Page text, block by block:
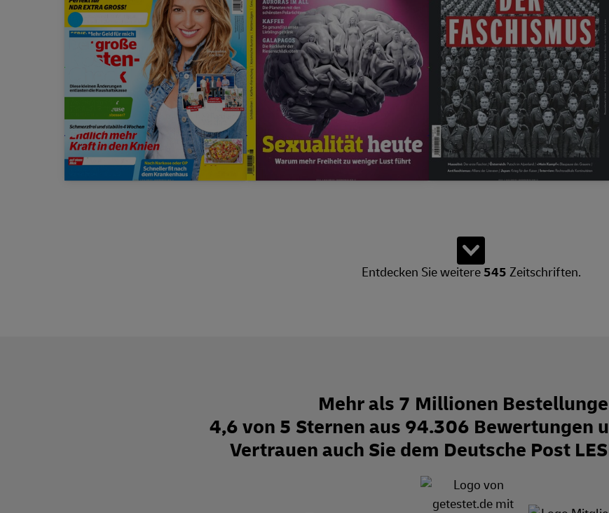
Zeige 15 von insgesamt 560 Produkten. Es sind weitere Produkte verfügbar.
Weitere
Entdecken Sie weitere545 Zeitschriften.
Mehr als 7 Millionen
4,6 von 5 Sternen aus 94.306 Bewertungen
Vertrauen auch Sie dem Deutsche Post